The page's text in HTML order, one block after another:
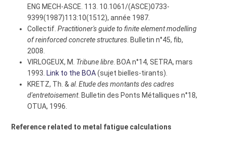
ENG MECH-ASCE. 113. 10.1061/(ASCE)0733-
9399(1987)113:10(1512), année 1987.
Collectif. Practitioner's guide to finite element modelling
of reinforced concrete structures . Bulletin n°45, fib,
2008.
VIRLOGEUX, M. Tribune libre . BOA n°14, SETRA, mars
1993. Link to the BOA(sujet bielles-tirants).
KRETZ, Th. & al. Etude des montants des cadres
d'entretoisement. Bulletin des Ponts Métalliques n°18,
OTUA, 1996.
Reference related to metal fatigue calculations